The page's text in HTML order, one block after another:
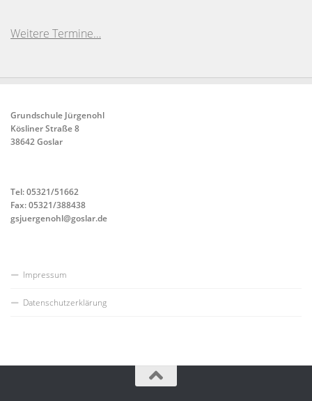
Weitere Termine…
Grundschule Jürgenohl
Kösliner Straße 8
38642 Goslar
Tel: 05321/51662
Fax: 05321/388438
gsjuergenohl@goslar.de
Impressum
Datenschutzerklärung